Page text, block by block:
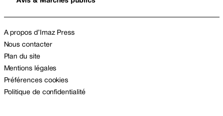
A propos d’Imaz Press
Nous contacter
Plan du site
Mentions légales
Préférences cookies
Politique de confidentialité